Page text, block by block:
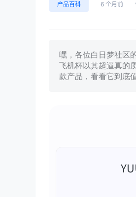
产品百科 6 个月前
嘿，各位白日梦社区
飞机杯以其超逼真的
款产品，看看它到底